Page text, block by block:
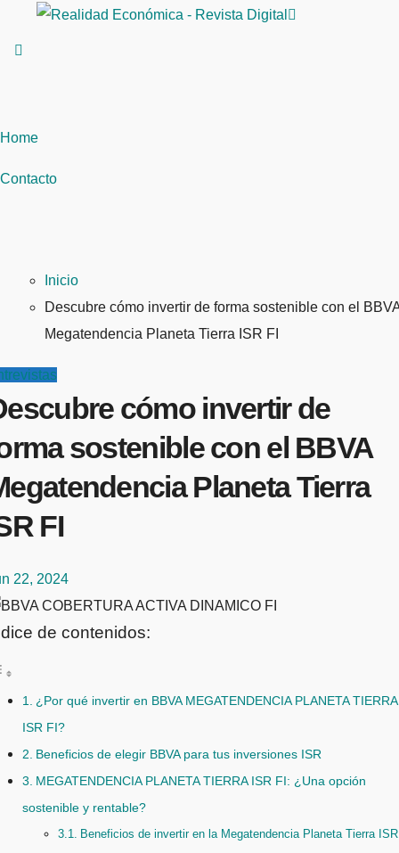
Home
Contacto
Inicio
Descubre cómo invertir de forma sostenible con el
Megatendencia Planeta Tierra ISR FI
cómo invertir de
sostenible con el BBVA
Planeta Tierra
FI
22, 2024
de contenidos:
¿Por qué invertir en BBVA MEGATENDENCIA PLANETA TIERRA
ISR FI?
Beneficios de elegir BBVA para tus inversiones ISR
MEGATENDENCIA PLANETA TIERRA ISR FI: ¿Una opción
sostenible y rentable?
Beneficios de invertir en la Megatendencia Planeta Tierra ISR